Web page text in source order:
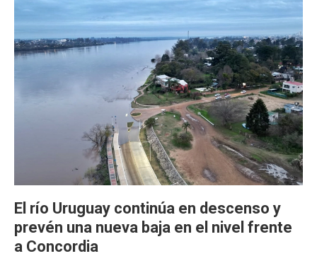
El río Uruguay continúa en descenso y
prevén una nueva baja en el nivel frente
a Concordia